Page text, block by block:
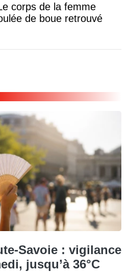
corps de la femme
de boue retrouvé
Savoie : vigilance
jusqu’à 36°C